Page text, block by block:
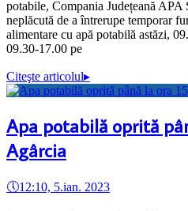
potabile, Compania Județeană
neplăcută de a întrerupe temporar
alimentare cu apă potabilă astăzi,
09.30-17.00 pe
Citeşte articolul▸
Apa potabilă oprită
Agârcia
🕔12:10, 5.ian. 2023